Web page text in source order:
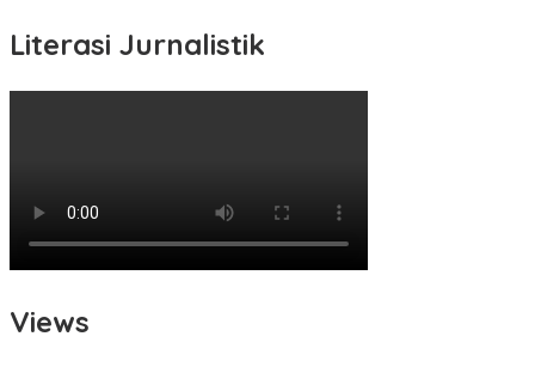
Literasi Jurnalistik
Views